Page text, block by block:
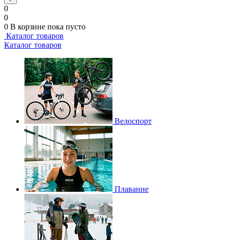
0
0
0 В корзине пока пусто
Каталог товаров
Каталог товаров
Велоспорт
Плавание